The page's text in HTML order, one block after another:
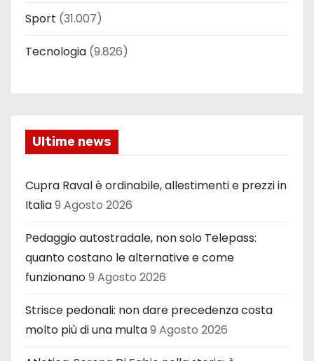
Sport (31.007)
Tecnologia (9.826)
Ultime news
Cupra Raval è ordinabile, allestimenti e prezzi in
Italia9 Agosto 2026
Pedaggio autostradale, non solo Telepass:
quanto costano le alternative e come
funzionano9 Agosto 2026
Strisce pedonali: non dare precedenza costa
molto più di una multa9 Agosto 2026